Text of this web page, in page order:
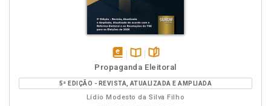
disponível
em
eBook
Disponível
na
B.V.
páginas
Propaganda Eleitoral
5ª EDIÇÃO - REVISTA, ATUALIZADA E AMPLIADA
Lídio Modesto da Silva Filho